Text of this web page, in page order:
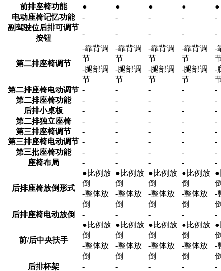
前排座椅功能
● ● ● ●
●
电动座椅记忆功能
- - - -
-
副驾驶位后排可调节
按钮
- - - - -
第二排座椅调节
-靠背调
节
-腿部调
节
-靠背调
节
-腿部调
节
-靠背调
节
-腿部调
节
-靠背调
节
-腿部调
节
-
-
第二排座椅电动调节 - - - -
-
第二排座椅功能
- - - -
-
后排小桌板
- - - -
-
第二排独立座椅
- - - -
-
第三排座椅调节
- - - -
-
第三排座椅电动调节 - - - -
-
第三批座椅功能
- - - -
-
座椅布局
- - - - -
后排座椅放倒形式
●比例放
倒
-整体放
倒
●比例放
倒
-整体放
倒
●比例放
倒
-整体放
倒
●比例放
倒
-整体放
倒
●
-
后排座椅电动放倒
- - - - -
前/后中央扶手
●比例放
倒
-整体放
倒
●比例放
倒
-整体放
倒
●比例放
倒
-整体放
倒
●比例放
倒
-整体放
倒
●
-
后排杯架
- - - -
-